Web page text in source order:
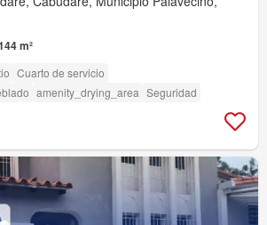
m²
Cuarto de servicio
amenity_drying_area Seguridad